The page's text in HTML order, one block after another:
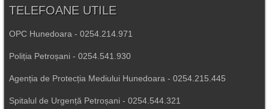
TELEFOANE UTILE
OPC Hunedoara - 0254.214.971
Poliția Petroșani - 0254.541.930
Agenția de Protecția Mediului Hunedoara - 0254.215.445
Spitalul de Urgență Petroșani - 0254.544.321